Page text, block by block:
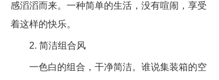
感滔滔而来。一种简单的生活，没有喧闹，享受
着这样的快乐。
2. 简洁组合风
一色白的组合，干净简洁。谁说集装箱的空